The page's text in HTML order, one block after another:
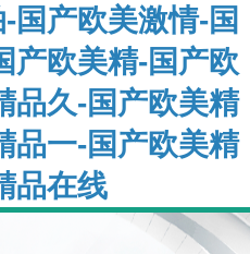
国产欧美激情-国
产欧美精-国产欧
品久-国产欧美精
品一-国产欧美精
品在线